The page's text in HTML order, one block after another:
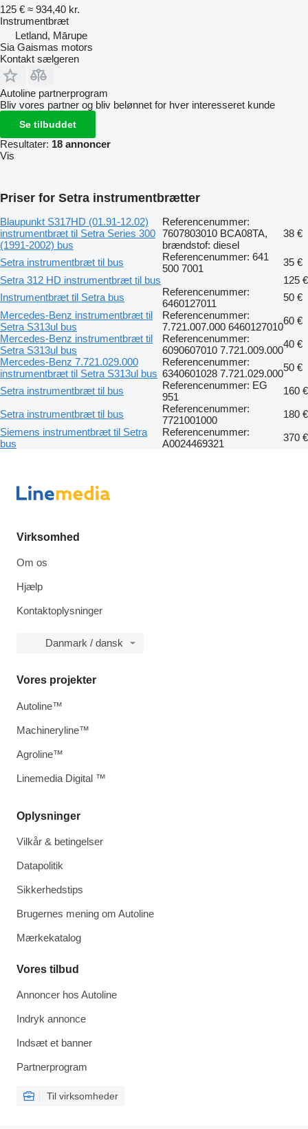
125 € ≈ 934,40 kr.
Instrumentbræt
Letland, Mārupe
Sia Gaismas motors
Kontakt sælgeren
Autoline partnerprogram
Bliv vores partner og bliv belønnet for hver interesseret kunde
Se tilbuddet
Resultater: 18 annoncer
Vis
Priser for Setra instrumentbrætter
Blaupunkt S317HD (01.91-12.02)
instrumentbræt til Setra Series 300
(1991-2002) bus
Referencenummer:
7607803010 BCA08TA,
brændstof: diesel
38 €
Setra instrumentbræt til bus
Referencenummer: 641
500 7001
35 €
Setra 312 HD instrumentbræt til bus
125 €
Instrumentbræt til Setra bus
Referencenummer:
6460127011
50 €
Mercedes-Benz instrumentbræt til
Setra S313ul bus
Referencenummer:
7.721.007.000 6460127010
60 €
Mercedes-Benz instrumentbræt til
Setra S313ul bus
Referencenummer:
6090607010 7.721.009.000
40 €
Mercedes-Benz 7.721.029.000
instrumentbræt til Setra S313ul bus
Referencenummer:
6340601028 7.721.029.000
50 €
Setra instrumentbræt til bus
Referencenummer: EG
951
160 €
Setra instrumentbræt til bus
Referencenummer:
7721001000
180 €
Siemens instrumentbræt til Setra
bus
Referencenummer:
A0024469321
370 €
Virksomhed
Om os
Hjælp
Kontaktoplysninger
Danmark / dansk
Oplysninger
Vilkår & betingelser
Datapolitik
Sikkerhedstips
Brugernes mening om Autoline
Mærkekatalog
Vores tilbud
Annoncer hos Autoline
Indryk annonce
Indsæt et banner
Partnerprogram
Til virksomheder
Vores projekter
Autoline™
Machineryline™
Agroline™
Linemedia Digital ™